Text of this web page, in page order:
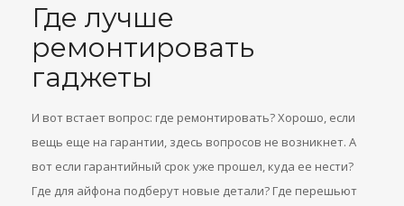
Где лучше
ремонтировать
гаджеты
И вот встает вопрос: где ремонтировать? Хорошо, если
вещь еще на гарантии, здесь вопросов не возникнет. А
вот если гарантийный срок уже прошел, куда ее нести?
Где для айфона подберут новые детали? Где перешьют